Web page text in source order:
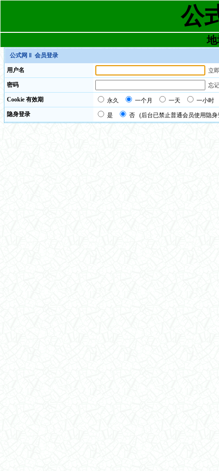
公
地
公式网 ‖ 会员登录
用户名 立
密码 忘
Cookie 有效期 永久 一个月 一天
一小时
隐身登录
是 否 (后台已禁止普通会员使用隐身